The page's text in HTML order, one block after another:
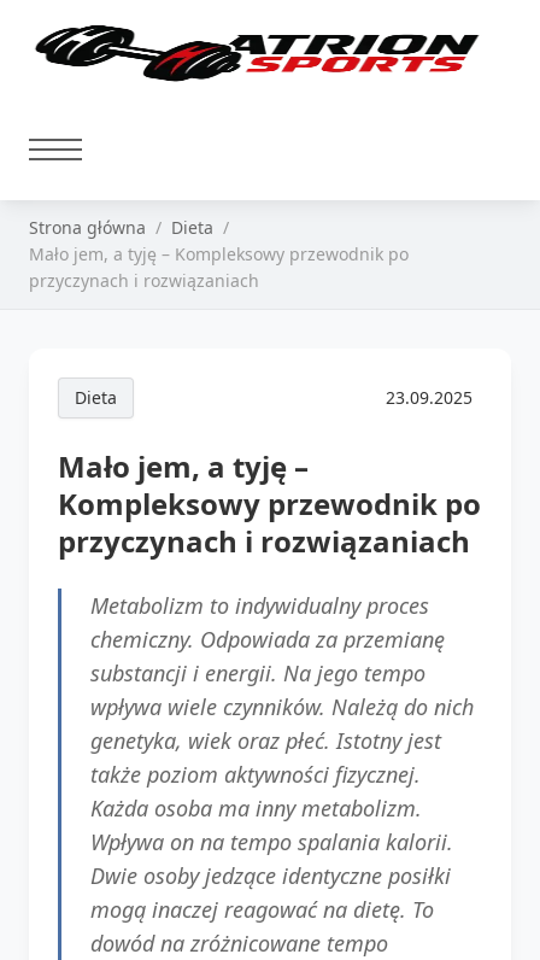
Strona główna
Dieta
Mało jem, a tyję – Kompleksowy przewodnik po
przyczynach i rozwiązaniach
Dieta 23.09.2025
Mało jem, a tyję –
Kompleksowy przewodnik po
przyczynach i rozwiązaniach
Metabolizm to indywidualny proces
chemiczny. Odpowiada za przemianę
substancji i energii. Na jego tempo
wpływa wiele czynników. Należą do nich
genetyka, wiek oraz płeć. Istotny jest
także poziom aktywności fizycznej.
Każda osoba ma inny metabolizm.
Wpływa on na tempo spalania kalorii.
Dwie osoby jedzące identyczne posiłki
mogą inaczej reagować na dietę. To
dowód na zróżnicowane tempo